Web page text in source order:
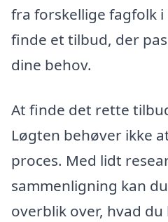
fra forskellige fagfolk i
finde et tilbud, der
dine behov.
At finde det rette
Løgten behøver ikke
proces. Med lidt
sammenligning kan
overblik over, hvad